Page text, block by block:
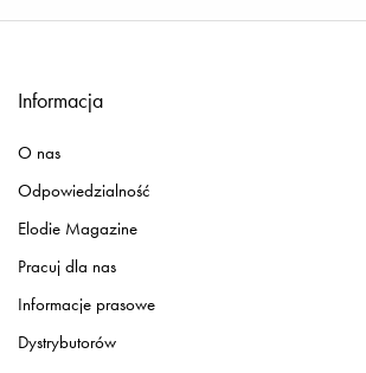
Informacja
O nas
Odpowiedzialność
Elodie Magazine
Pracuj dla nas
Informacje prasowe
Dystrybutorów